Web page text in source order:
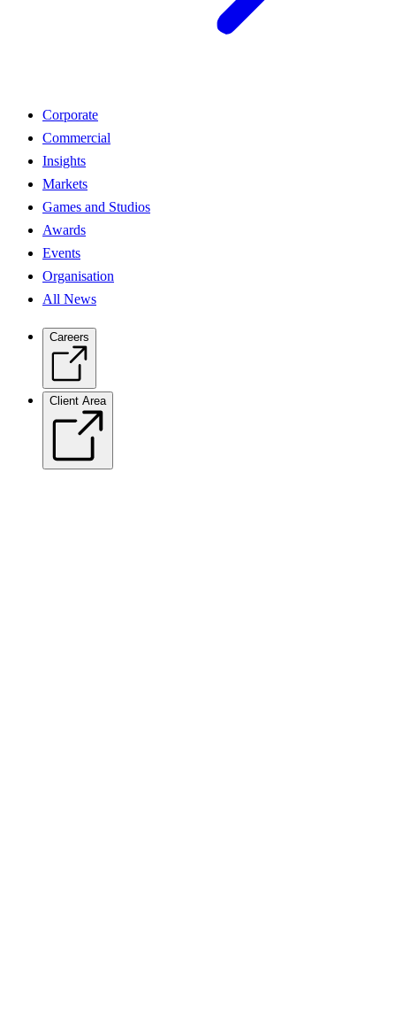
Corporate
Commercial
Insights
Markets
Games and Studios
Awards
Events
Organisation
All News
Careers
Client Area